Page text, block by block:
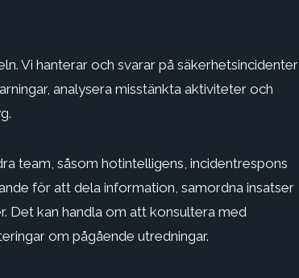
Vi hanterar och svarar på säkerhetsincidenter
analysera misstänkta aktiviteter och
team, såsom hotintelligens, incidentrespons
för att dela information, samordna insatser
Det kan handla om att konsultera med
om pågående utredningar.